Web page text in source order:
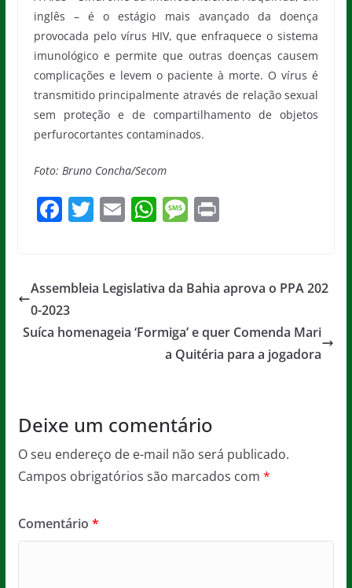
inglês – é o estágio mais avançado da doença
provocada pelo vírus HIV, que enfraquece o sistema
imunológico e permite que outras doenças causem
complicações e levem o paciente à morte. O vírus é
transmitido principalmente através de relação sexual
sem proteção e de compartilhamento de objetos
perfurocortantes contaminados.
Foto: Bruno Concha/Secom
F
e
b
o
T
er
E
l
W
s
p
p
M
a
e
Pr
Assembleia Legislativa da Bahia aprova o PPA 202
0-2023
Suíca homenageia ‘Formiga’ e quer Comenda Mari
a Quitéria para a jogadora
Deixe um comentário
O seu endereço de e-mail não será publicado.
Campos obrigatórios são marcados com *
Comentário *